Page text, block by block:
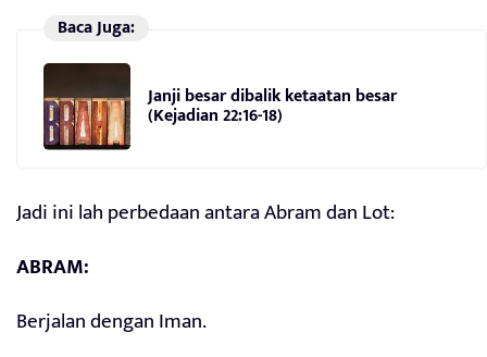
Baca Juga:
Janji besar dibalik ketaatan besar
(Kejadian 22:16-18)
Jadi ini lah perbedaan antara Abram dan Lot:
ABRAM:
Berjalan dengan Iman.